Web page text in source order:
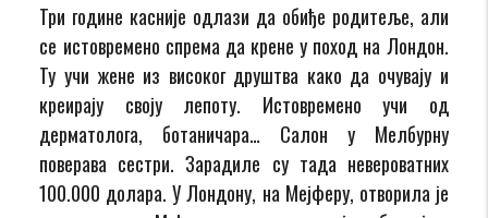
Три године касније одлази да обиђе родитеље, али
се истовремено спрема да крене у поход на Лондон.
Ту учи жене из високог друштва како да очувају и
креирају своју лепоту. Истовремено учи од
дерматолога, ботаничара… Салон у Мелбурну
поверава сестри. Зарадиле су тада невероватних
100.000 долара. У Лондону, на Мејферу, отворила је